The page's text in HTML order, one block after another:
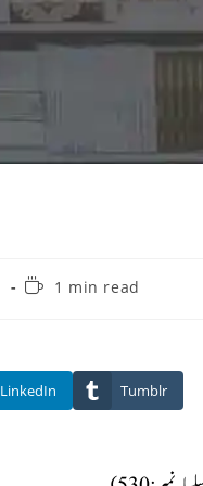
Reading1 min read
LinkedIn Tumblr